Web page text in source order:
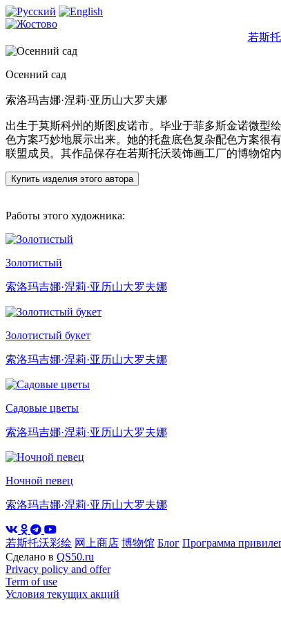
若斯
Осенний сад
索洛玛吉娜·涅莉·亚历山大罗夫娜
出生于莫斯科州的斯图皮诺市。毕业于菲多斯金诺微型
色方案巧妙地展示出来。她的托盘底色复杂配色方案很
联盟成员。其作品保存在若斯托沃装饰画工厂的博物馆内
Купить изделия этого автора
Работы этого художника:
Золотистый
索洛玛吉娜·涅莉·亚历山大罗夫娜
Золотистый букет
索洛玛吉娜·涅莉·亚历山大罗夫娜
Садовые цветы
索洛玛吉娜·涅莉·亚历山大罗夫娜
Ночной певец
索洛玛吉娜·涅莉·亚历山大罗夫娜
若斯托沃彩绘 网上商店 博物馆 Блог Программа
Сделано в QS50.ru
Privacy policy and offer
Term of use
Условия текущих акций